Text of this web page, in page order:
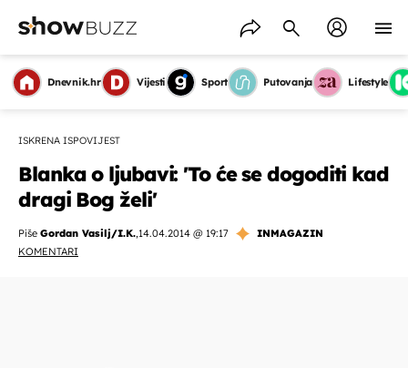
Dnevnik.hr Vijesti Sport Putovanja Lifestyle
ISKRENA ISPOVIJEST
Blanka o ljubavi: 'To će se dogoditi kad
dragi Bog želi'
Piše Gordan Vasilj/I.K.,14.04.2014 @ 19:17
INMAGAZIN
KOMENTARI